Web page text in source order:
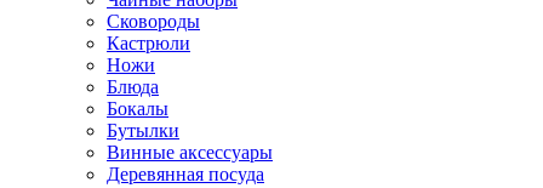
Сковороды
Кастрюли
Ножи
Блюда
Бокалы
Бутылки
Винные аксессуары
Деревянная посуда